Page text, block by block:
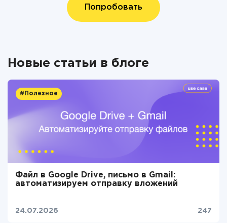
Попробовать
Новые статьи в блоге
#Полезное
Файл в Google Drive, письмо в Gmail:
автоматизируем отправку вложений
24.07.2026 247